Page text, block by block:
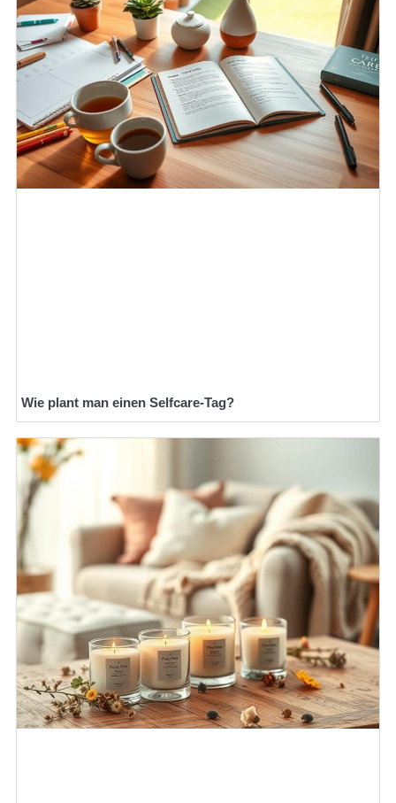
Wie plant man einen Selfcare-Tag?